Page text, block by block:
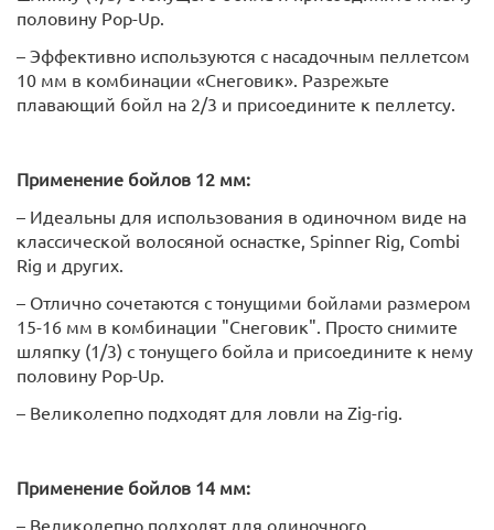
половину Pop-Up.
– Эффективно используются с насадочным пеллетсом
10 мм в комбинации «Снеговик». Разрежьте
плавающий бойл на 2/3 и присоедините к пеллетсу.
Применение бойлов 12 мм:
– Идеальны для использования в одиночном виде на
классической волосяной оснастке, Spinner Rig, Combi
Rig и других.
– Отлично сочетаются с тонущими бойлами размером
15-16 мм в комбинации "Снеговик". Просто снимите
шляпку (1/3) с тонущего бойла и присоедините к нему
половину Pop-Up.
– Великолепно подходят для ловли на Zig-rig.
Применение бойлов 14 мм:
– Великолепно подходят для одиночного